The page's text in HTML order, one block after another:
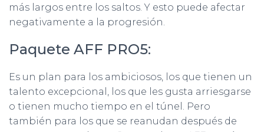
más largos entre los saltos. Y esto puede afectar
negativamente a la progresión.
Paquete AFF PRO5:
Es un plan para los ambiciosos, los que tienen un
talento excepcional, los que les gusta arriesgarse
o tienen mucho tiempo en el túnel. Pero
también para los que se reanudan después de